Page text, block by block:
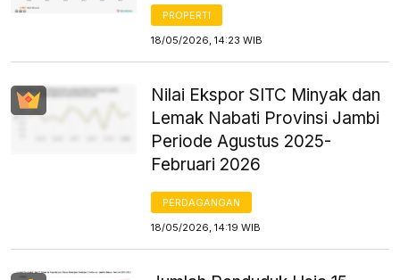
PROPERTI
18/05/2026, 14:23 WIB
Nilai Ekspor SITC Minyak dan
Lemak Nabati Provinsi Jambi
Periode Agustus 2025-
Februari 2026
PERDAGANGAN
18/05/2026, 14:19 WIB